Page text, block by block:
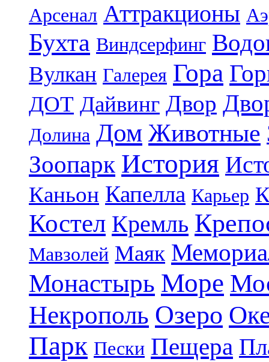
Арсенал Аттракционы
Бухта Виндсерфинг
Вулкан Галерея Гора
ДОТ Дайвинг Двор
Долина Дом Животные
Зоопарк История
Каньон Капелла Карьер
Костел Кремль
Мавзолей Маяк
Монастырь Море
Некрополь Озеро
Парк Пески Пещера